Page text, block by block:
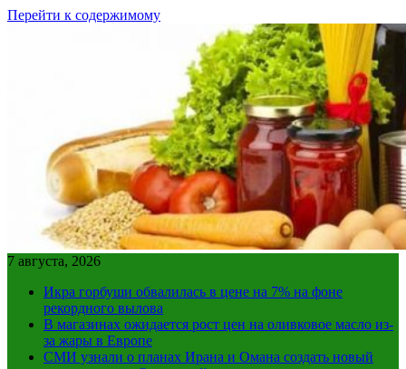
Перейти к содержимому
7 августа, 2026
Икра горбуши обвалилась в цене на 7% на фоне
рекордного вылова
В магазинах ожидается рост цен на оливковое масло из-
за жары в Европе
СМИ узнали о планах Ирана и Омана создать новый